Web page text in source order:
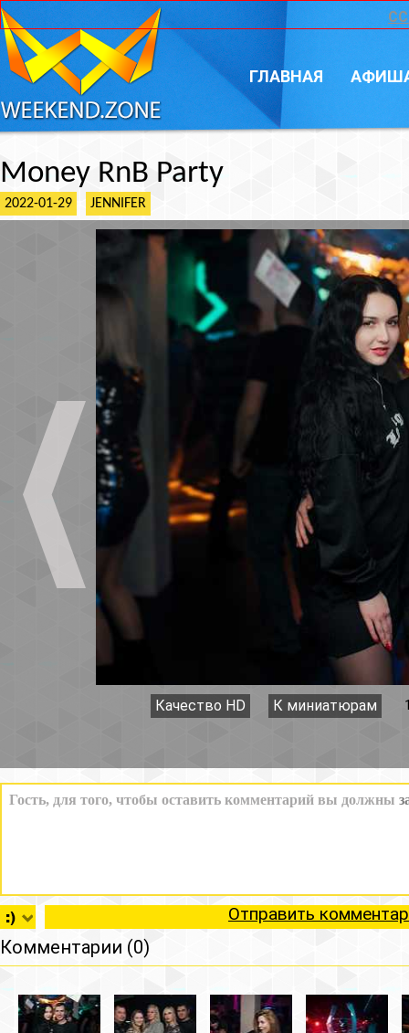
ГЛАВНАЯ
Money RnB Party
2022-01-29 JENNIFER
Качество HD К миниатюрам
Отправить
Комментарии (0)